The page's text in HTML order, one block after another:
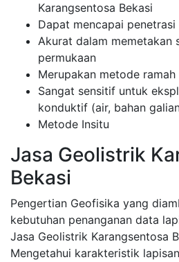
Karangsentosa Bekasi
Dapat mencapai
Akurat dalam
permukaan
Merupakan metode
Sangat sensitif untuk
konduktif (air, bahan
Metode Insitu
Jasa Geolistrik
Bekasi
Pengertian Geofisika yang
kebutuhan penanganan data
Jasa Geolistrik Karangsentosa
Mengetahui karakteristik